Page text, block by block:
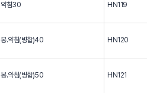
약침30 HN119
봉.약침(병합)40 HN120
봉.약침(병합)50 HN121